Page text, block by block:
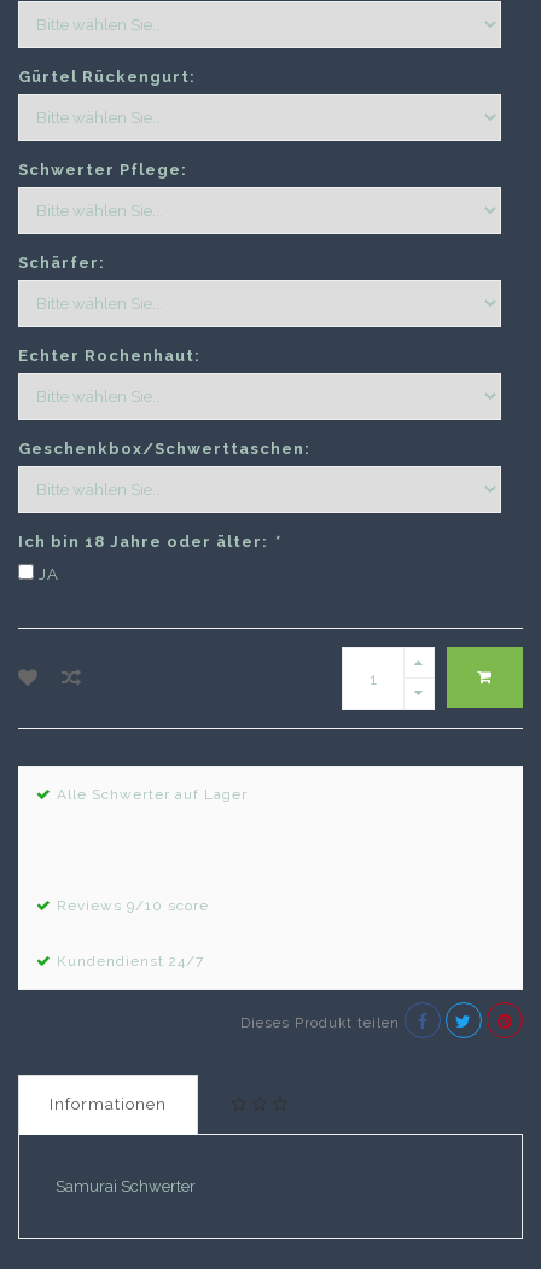
Gürtel Rückengurt:
Schwerter Pflege:
Schärfer:
Echter Rochenhaut:
Geschenkbox/Schwerttaschen:
Ich bin 18 Jahre oder älter: *
JA
Alle Schwerter auf Lager
Reviews 9/10 score
Kundendienst 24/7
Dieses Produkt teilen
Informationen
Samurai Schwerter